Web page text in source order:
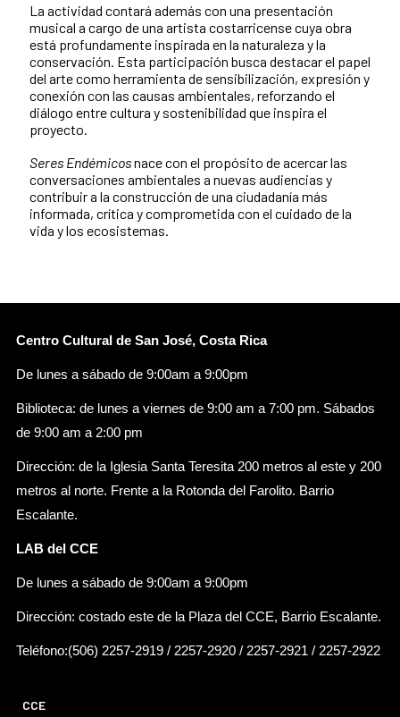
La actividad contará además con una presentación
musical a cargo de una artista costarricense cuya obra
está profundamente inspirada en la naturaleza y la
conservación. Esta participación busca destacar el papel
del arte como herramienta de sensibilización, expresión y
conexión con las causas ambientales, reforzando el
diálogo entre cultura y sostenibilidad que inspira el
proyecto.
Seres Endémicosnace con el propósito de acercar las
conversaciones ambientales a nuevas audiencias y
contribuir a la construcción de una ciudadanía más
informada, crítica y comprometida con el cuidado de la
vida y los ecosistemas.
Centro Cultural de San José, Costa Rica
De lunes a sábado de 9:00am a 9:00pm
Biblioteca: de lunes a viernes de 9:00 am a 7:00 pm. Sábados
de 9:00 am a 2:00 pm
Dirección: de la Iglesia Santa Teresita 200 metros al este y 200
metros al norte. Frente a la Rotonda del Farolito. Barrio
Escalante.
LAB del CCE
De lunes a sábado de 9:00am a 9:00pm
Dirección: costado este de la Plaza del CCE, Barrio Escalante.
Teléfono:(506) 2257-2919 / 2257-2920 / 2257-2921 / 2257-2922
CCE